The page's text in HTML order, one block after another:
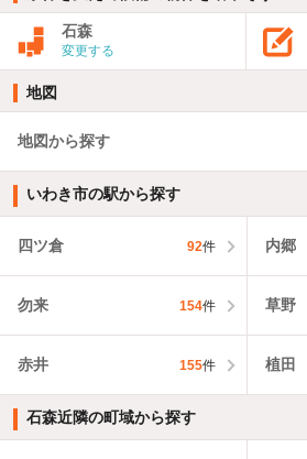
石森
変更する
地図
地図から探す
いわき市の駅から探す
四ツ倉 92件 内郷
勿来 154件 草野
赤井 155件 植田
石森近隣の町域から探す